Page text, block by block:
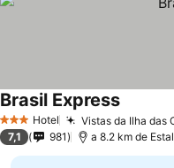
3 EstrelasHotel Vistas da Ilha das
Brasil Express
7,1 981 a 8.2 km de